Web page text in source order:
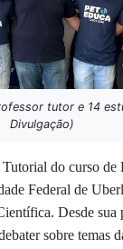
tutor e 14
Divulgação)
do curso de
Federal de
Desde sua
sobre temas